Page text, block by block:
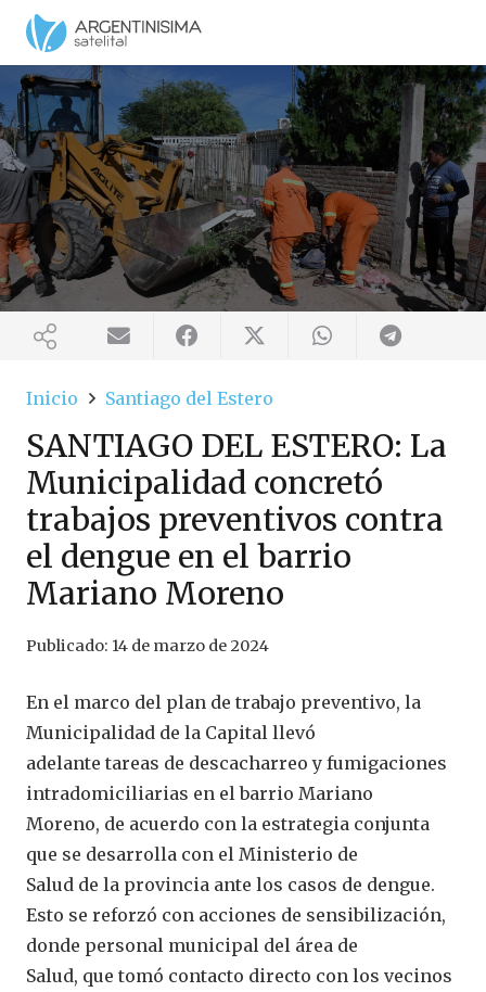
Inicio Santiago del Estero
SANTIAGO DEL ESTERO: La
Municipalidad concretó
trabajos preventivos contra
el dengue en el barrio
Mariano Moreno
Publicado: 14 de marzo de 2024
En el marco del plan de trabajo preventivo, la
Municipalidad de la Capital llevó
adelante tareas de descacharreo y fumigaciones
intradomiciliarias en el barrio Mariano
Moreno, de acuerdo con la estrategia conjunta
que se desarrolla con el Ministerio de
Salud de la provincia ante los casos de dengue.
Esto se reforzó con acciones de sensibilización,
donde personal municipal del área de
Salud, que tomó contacto directo con los vecinos